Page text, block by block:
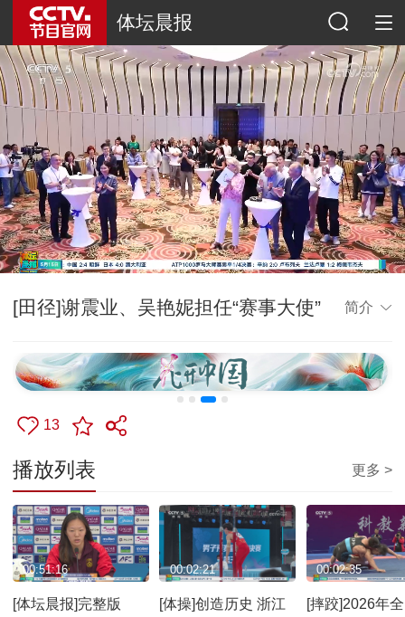
体坛晨报
[田径]谢震业、吴艳妮担任“赛事大使” 简介
13
播放列表 更多 >
[体坛晨报]完整版
00:51:16
[体操]创造历史 浙江
00:02:21
[摔跤]2026年
00:02:35